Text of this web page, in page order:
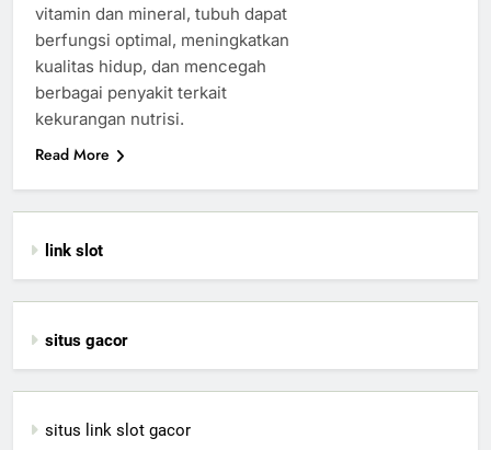
vitamin dan mineral, tubuh dapat
berfungsi optimal, meningkatkan
kualitas hidup, dan mencegah
berbagai penyakit terkait
kekurangan nutrisi.
Read More
link slot
situs gacor
situs link slot gacor